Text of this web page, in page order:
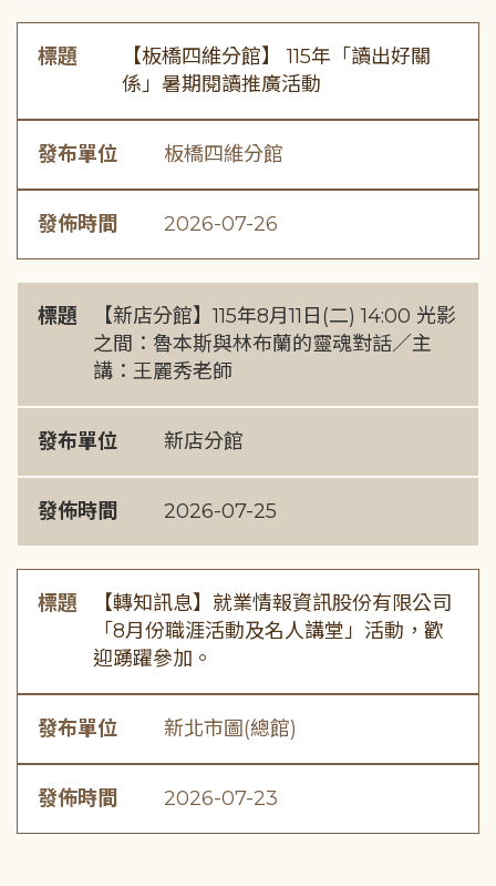
標題
【板橋四維分館】 115年「讀出好關
係」暑期閱讀推廣活動
發布單位 板橋四維分館
發佈時間 2026-07-26
標題
【新店分館】115年8月11日(二) 14:00 光影
之間：魯本斯與林布蘭的靈魂對話／主
講：王麗秀老師
發布單位 新店分館
發佈時間 2026-07-25
標題
【轉知訊息】就業情報資訊股份有限公司
「8月份職涯活動及名人講堂」活動，歡
迎踴躍參加。
發布單位 新北市圖(總館)
發佈時間 2026-07-23